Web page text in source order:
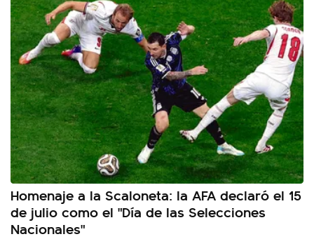
Homenaje a la Scaloneta: la AFA declaró el 15
de julio como el "Día de las Selecciones
Nacionales"